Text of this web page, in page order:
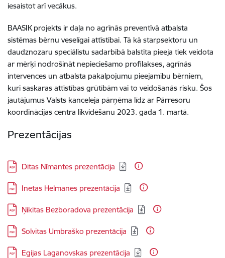
iesaistot arī vecākus.
BAASIK projekts ir daļa no agrīnās preventīvā atbalsta
sistēmas bērnu veselīgai attīstībai. Tā kā starpsektoru un
daudznozaru speciālistu sadarbībā balstīta pieeja tiek veidota
ar mērķi nodrošināt nepieciešamo profilakses, agrīnās
intervences un atbalsta pakalpojumu pieejamību bērniem,
kuri saskaras attīstības grūtībām vai to veidošanās risku. Šos
jautājumus Valsts kanceleja pārņēma līdz ar Pārresoru
koordinācijas centra likvidēšanu 2023. gada 1. martā.
Prezentācijas
Lejupielādēt:
Ditas Nīmantes prezentācija
Lejupielādēt:
Inetas Helmanes prezentācija
Lejupielādēt:
Ņikitas Bezboradova prezentācija
Lejupielādēt:
Solvitas Umbraško prezentācija
Lejupielādēt:
Egijas Laganovskas prezentācija